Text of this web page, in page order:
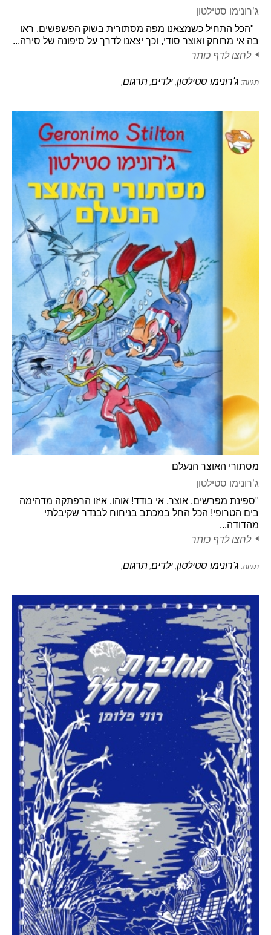
ג’רונימו סטילטון
"הכל התחיל כשמצאנו מפה מסתורית בשוק הפשפשים. ראו
בה אי מרוחק ואוצר סודי, וכך יצאנו לדרך על סיפונה של סירה...
לחצו לדף כותר
תגיות: ג'רונימו סטילטון ילדים תרגום
מסתורי האוצר הנעלם
ג’רונימו סטילטון
"ספינת מפרשים, אוצר, אי בודד! אוהו, איזו הרפתקה מדהימה
בים הטרופי! הכל החל במכתב בניחוח לבנדר שקיבלתי
מהדודה...
לחצו לדף כותר
תגיות: ג'רונימו סטילטון, ילדים, תרגום,